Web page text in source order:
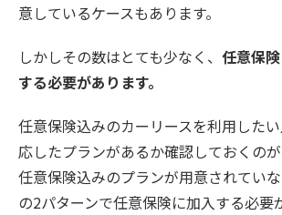
意しているケースもあります。
しかしその数はとても少なく、 任意保
する必要があります。
任意保険込みのカーリースを利用した
応したプランがあるか確認しておくのが
任意保険込みのプランが用意されてい
の2パターンで任意保険に加入する必要